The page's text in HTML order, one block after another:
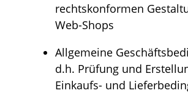
rechtskonformen
Web-Shops
Allgemeine
d.h. Prüfung und
Einkaufs- und